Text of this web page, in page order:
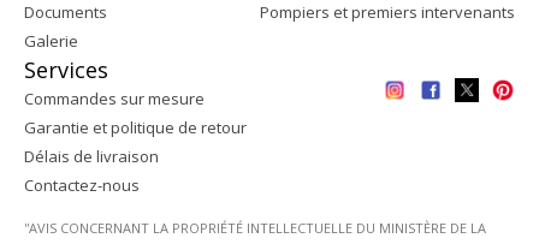
Documents
Galerie
Pompiers et premiers intervenants
Services
Commandes sur mesure
Garantie et politique de retour
Délais de livraison
Contactez-nous
''AVIS CONCERNANT LA PROPRIÉTÉ INTELLECTUELLE DU MINISTÈRE DE LA